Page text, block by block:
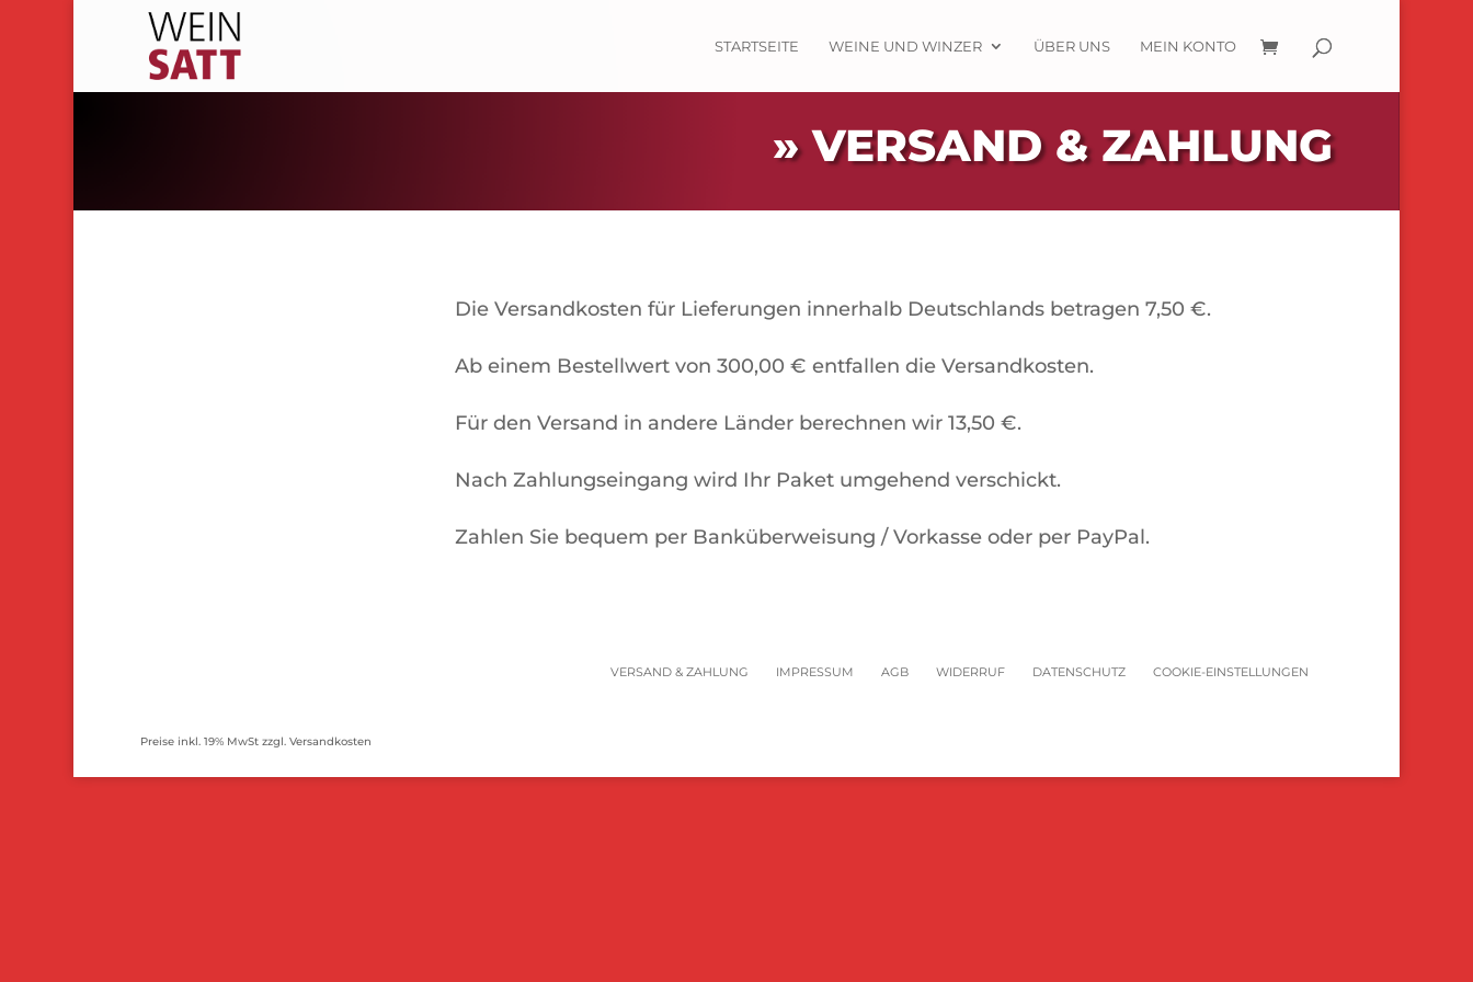
STARTSEITE WEINE UND WINZER ÜBER UNS MEIN KONTO
» VERSAND & ZAHLUNG
Die Versandkosten für Lieferungen innerhalb Deutschlands betragen 7,50 €.
Ab einem Bestellwert von 300,00 € entfallen die Versandkosten.
Für den Versand in andere Länder berechnen wir 13,50 €.
Nach Zahlungseingang wird Ihr Paket umgehend verschickt.
Zahlen Sie bequem per Banküberweisung / Vorkasse oder per PayPal.
VERSAND & ZAHLUNG IMPRESSUM AGB WIDERRUF DATENSCHUTZ COOKIE-EINSTELLUNGEN
Preise inkl. 19% MwSt zzgl. Versandkosten